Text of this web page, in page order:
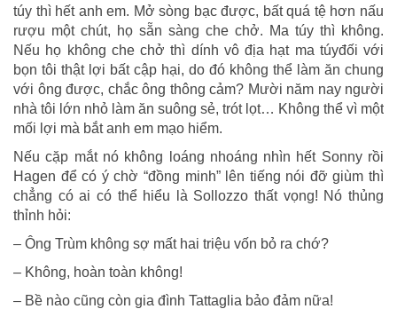
túy thì hết anh em. Mở sòng bạc được, bất quá tệ hơn nấu
rượu một chút, họ sẵn sàng che chở. Ma túy thì không.
Nếu họ không che chở thì dính vô địa hạt ma túyđối với
bọn tôi thật lợi bất cập hại, do đó không thể làm ăn chung
với ông được, chắc ông thông cảm? Mười năm nay người
nhà tôi lớn nhỏ làm ăn suông sẻ, trót lọt… Không thể vì một
mối lợi mà bắt anh em mạo hiểm.
Nếu cặp mắt nó không loáng nhoáng nhìn hết Sonny rồi
Hagen để có ý chờ “đồng minh” lên tiếng nói đỡ giùm thì
chẳng có ai có thể hiểu là Sollozzo thất vọng! Nó thủng
thỉnh hỏi:
– Ông Trùm không sợ mất hai triệu vốn bỏ ra chớ?
– Không, hoàn toàn không!
– Bề nào cũng còn gia đình Tattaglia bảo đảm nữa!